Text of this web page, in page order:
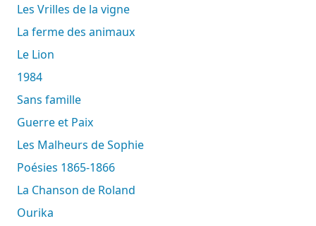
Les Vrilles de la vigne
La ferme des animaux
Le Lion
1984
Sans famille
Guerre et Paix
Les Malheurs de Sophie
Poésies 1865-1866
La Chanson de Roland
Ourika